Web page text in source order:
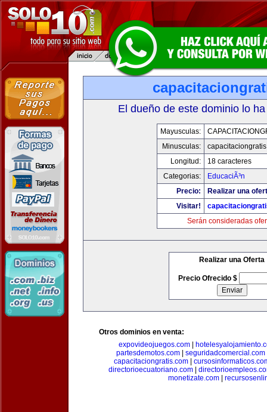
El dueño de este dominio lo
Mayusculas:
Minusculas:
Longitud:
18 caracteres
Categorias:
EducaciÃ³n
Precio:
Realizar una
Visitar!
Serán consideradas
Realizar una Oferta
Precio Ofrecido $
Otros dominios en venta:
expovideojuegos.com
partesdemotos.com| seguridadcomercial.com
capacitaciongratis.com|
directorioecuatoriano.com
monetizate.com|